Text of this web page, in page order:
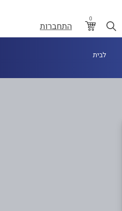
0
התחברות
לבית